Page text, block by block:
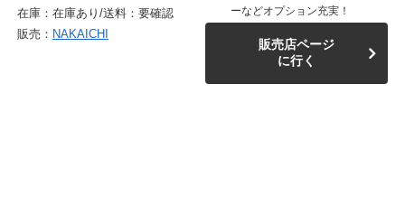
在庫：在庫あり/送料：要確認
販売： NAKAICHI
ーなどオプション充実！
販売店ページ
に行く